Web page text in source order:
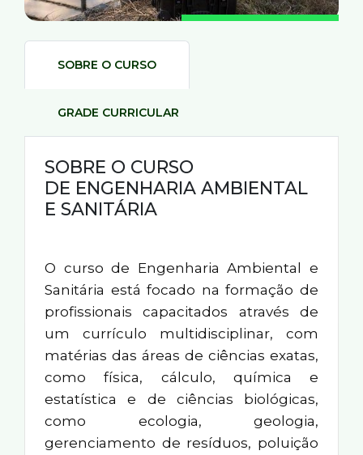
SOBRE O CURSO
GRADE CURRICULAR
SOBRE O CURSO
DE ENGENHARIA AMBIENTAL
E SANITÁRIA
O curso de Engenharia Ambiental e
Sanitária está focado na formação de
profissionais capacitados através de
um currículo multidisciplinar, com
matérias das áreas de ciências exatas,
como física, cálculo, química e
estatística e de ciências biológicas,
como ecologia, geologia,
gerenciamento de resíduos, poluição